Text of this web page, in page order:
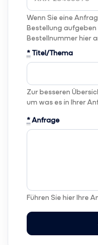
Wenn Sie eine
Bestellung
Bestellnummer hier
* Titel/Thema
Zur besseren
um was es in Ihrer
* Anfrage
Führen Sie hier Ihre